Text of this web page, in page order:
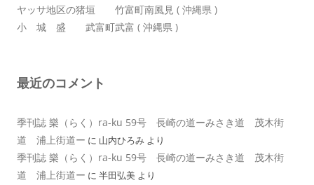
ヤッサ地区の猪垣 竹富町南風見 ( 沖縄県 )
小 城 盛 武富町武富 ( 沖縄県 )
最近のコメント
季刊誌 樂（らく）ra-ku 59号 長崎の道ーみさき道 茂木街
道 浦上街道ー に 山内ひろみ より
季刊誌 樂（らく）ra-ku 59号 長崎の道ーみさき道 茂木街
道 浦上街道ー に 半田弘美 より